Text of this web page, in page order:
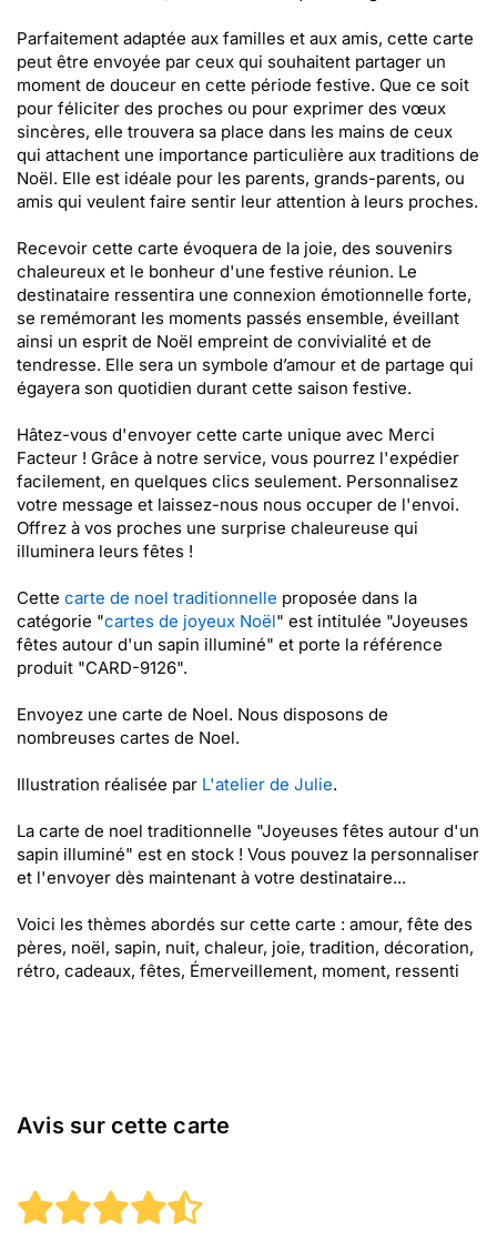
Parfaitement adaptée aux familles et aux amis, cette carte
peut être envoyée par ceux qui souhaitent partager un
moment de douceur en cette période festive. Que ce soit
pour féliciter des proches ou pour exprimer des vœux
sincères, elle trouvera sa place dans les mains de ceux
qui attachent une importance particulière aux traditions de
Noël. Elle est idéale pour les parents, grands-parents, ou
amis qui veulent faire sentir leur attention à leurs proches.
Recevoir cette carte évoquera de la joie, des souvenirs
chaleureux et le bonheur d'une festive réunion. Le
destinataire ressentira une connexion émotionnelle forte,
se remémorant les moments passés ensemble, éveillant
ainsi un esprit de Noël empreint de convivialité et de
tendresse. Elle sera un symbole d’amour et de partage qui
égayera son quotidien durant cette saison festive.
Hâtez-vous d'envoyer cette carte unique avec Merci
Facteur ! Grâce à notre service, vous pourrez l'expédier
facilement, en quelques clics seulement. Personnalisez
votre message et laissez-nous nous occuper de l'envoi.
Offrez à vos proches une surprise chaleureuse qui
illuminera leurs fêtes !
Cette carte de noel traditionnelle proposée dans la
catégorie "cartes de joyeux Noël" est intitulée "Joyeuses
fêtes autour d'un sapin illuminé" et porte la référence
produit "CARD-9126".
Envoyez une carte de Noel. Nous disposons de
nombreuses cartes de Noel.
Illustration réalisée par L'atelier de Julie.
La carte de noel traditionnelle "Joyeuses fêtes autour d'un
sapin illuminé" est en stock ! Vous pouvez la personnaliser
et l'envoyer dès maintenant à votre destinataire...
Voici les thèmes abordés sur cette carte : amour, fête des
pères, noël, sapin, nuit, chaleur, joie, tradition, décoration,
rétro, cadeaux, fêtes, Émerveillement, moment, ressenti
Avis sur cette carte